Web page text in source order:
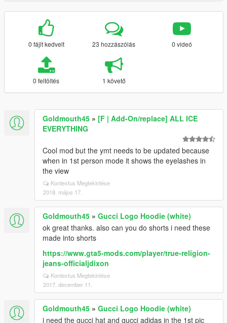
0 fájlt kedvelt 23 hozzászólás 0 videó
0 feltöltés 1 követő
Goldmouth45 » [F | Add-On/replace] ALL ICE
EVERYTHING
Cool mod but the ymt needs to be updated because
when in 1st person mode it shows the eyelashes in
the view
Kontextus Megtekintése
2018. május 17.
Goldmouth45 » Gucci Logo Hoodie (white)
ok great thanks. also can you do shorts i need these
made into shorts
https://www.gta5-mods.com/player/true-religion-
jeans-officialjdixon
Kontextus Megtekintése
2017. december 11.
Goldmouth45 » Gucci Logo Hoodie (white)
i need the gucci hat and gucci adidas in the 1st pic